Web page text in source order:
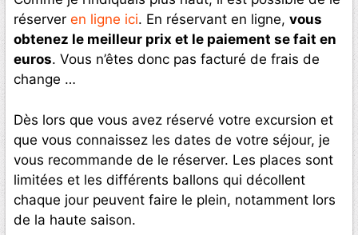
réserver en ligne ici. En réservant en ligne, vous
obtenez le meilleur prix et le paiement se fait en
euros. Vous n’êtes donc pas facturé de frais de
change …
Dès lors que vous avez réservé votre excursion et
que vous connaissez les dates de votre séjour, je
vous recommande de le réserver. Les places sont
limitées et les différents ballons qui décollent
chaque jour peuvent faire le plein, notamment lors
de la haute saison.